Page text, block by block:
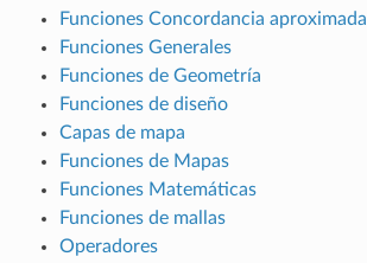
Funciones Concordancia aproximada
Funciones Generales
Funciones de Geometría
Funciones de diseño
Capas de mapa
Funciones de Mapas
Funciones Matemáticas
Funciones de mallas
Operadores